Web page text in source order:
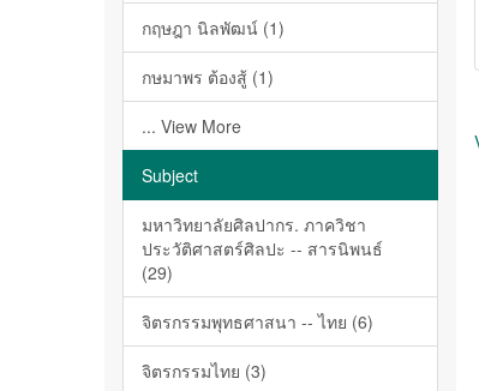
กฤษฎา นิลพัฒน์ (1)
กษมาพร ต้องสู้ (1)
... View More
Subject
มหาวิทยาลัยศิลปากร. ภาควิชา
ประวัติศาสตร์ศิลปะ -- สารนิพนธ์
(29)
จิตรกรรมพุทธศาสนา -- ไทย (6)
จิตรกรรมไทย (3)